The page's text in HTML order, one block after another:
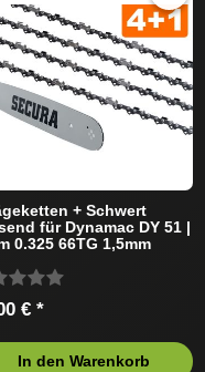
+ Schwert
für Dynamac DY 51 |
0.325 66TG 1,5mm
€ *
In den Warenkorb